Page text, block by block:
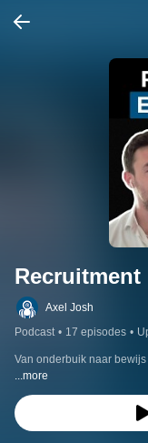
Axel Josh
Podcast • 17 episodes •
Van onderbuik naar
...more